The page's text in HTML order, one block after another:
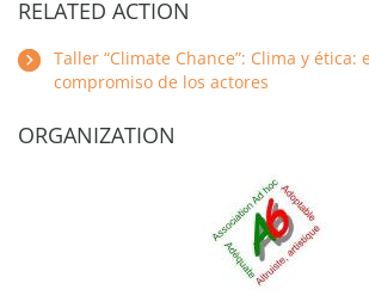
RELATED ACTION
Taller “Climate Chance”: Clima y ética:
compromiso de los actores
ORGANIZATION